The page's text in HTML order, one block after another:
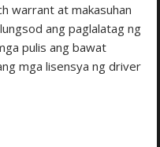
warrant at makasuhan
ang paglalatag ng
pulis ang bawat
mga lisensya ng driver